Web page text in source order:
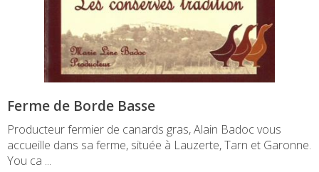
Ferme de Borde Basse
Producteur fermier de canards gras, Alain Badoc vous
accueille dans sa ferme, située à Lauzerte, Tarn et Garonne.
You ca ...